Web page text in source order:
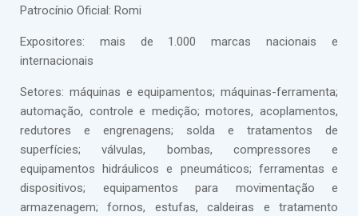
Patrocínio Oficial: Romi
Expositores: mais de 1.000 marcas nacionais e
internacionais
Setores: máquinas e equipamentos; máquinas-ferramenta;
automação, controle e medição; motores, acoplamentos,
redutores e engrenagens; solda e tratamentos de
superfícies; válvulas, bombas, compressores e
equipamentos hidráulicos e pneumáticos; ferramentas e
dispositivos; equipamentos para movimentação e
armazenagem; fornos, estufas, caldeiras e tratamento